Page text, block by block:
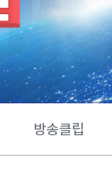
방송클립